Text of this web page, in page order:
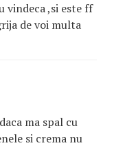
vindeca ,si este ff
de voi multa
ma spal cu
si crema nu